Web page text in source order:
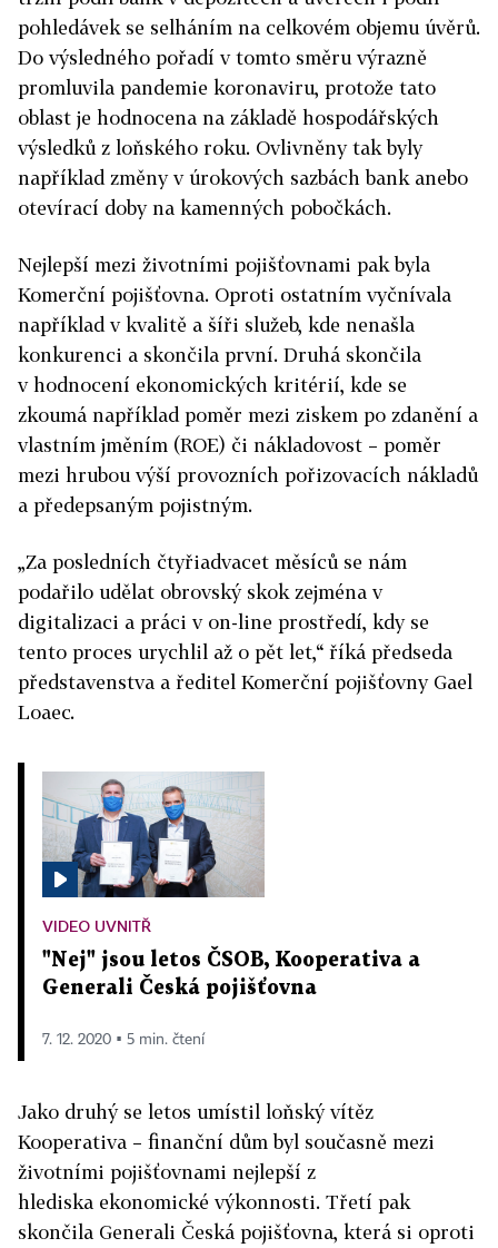
pohledávek se selháním na celkovém objemu úvěrů.
Do výsledného pořadí v tomto směru výrazně
promluvila pandemie koronaviru, protože tato
oblast je hodnocena na základě hospodářských
výsledků z loňského roku. Ovlivněny tak byly
například změny v úrokových sazbách bank anebo
otevírací doby na kamenných pobočkách.
Nejlepší mezi životními pojišťovnami pak byla
Komerční pojišťovna. Oproti ostatním vyčnívala
například v kvalitě a šíři služeb, kde nenašla
konkurenci a skončila první. Druhá skončila
v hodnocení ekonomických kritérií, kde se
zkoumá například poměr mezi ziskem po zdanění a
vlastním jměním (ROE) či nákladovost – poměr
mezi hrubou výší provozních pořizovacích nákladů
a předepsaným pojistným.
„Za posledních čtyřiadvacet měsíců se nám
podařilo udělat obrovský skok zejména v
digitalizaci a práci v on-line prostředí, kdy se
tento proces urychlil až o pět let,“ říká předseda
představenstva a ředitel Komerční pojišťovny Gael
Loaec.
VIDEO UVNITŘ
"Nej" jsou letos ČSOB, Kooperativa a
Generali Česká pojišťovna
7. 12. 2020 ▪ 5 min. čtení
Jako druhý se letos umístil loňský vítěz
Kooperativa – finanční dům byl současně mezi
životními pojišťovnami nejlepší z
hlediska ekonomické výkonnosti. Třetí pak
skončila Generali Česká pojišťovna, která si oproti